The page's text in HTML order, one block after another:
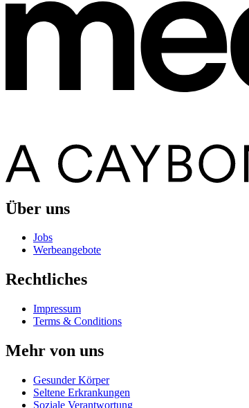
Über uns
Jobs
Werbeangebote
Rechtliches
Impressum
Terms & Conditions
Mehr von uns
Gesunder Körper
Seltene Erkrankungen
Soziale Verantwortung